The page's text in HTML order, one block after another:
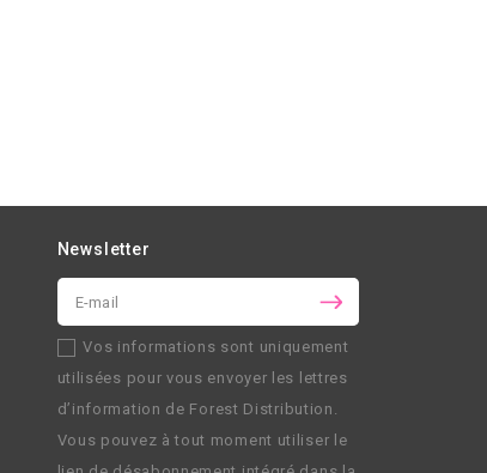
Newsletter
Vos informations sont uniquement
utilisées pour vous envoyer les lettres
d’information de Forest Distribution .
Vous pouvez à tout moment utiliser le